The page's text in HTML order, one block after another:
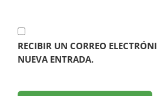
RECIBIR UN CORREO
NUEVA ENTRADA.